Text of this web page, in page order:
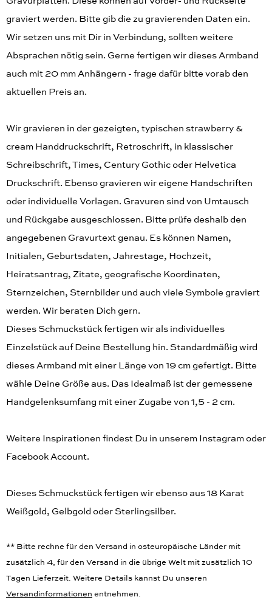
graviert werden. Bitte gib die zu gravierenden Daten ein.
Wir setzen uns mit Dir in Verbindung, sollten weitere
Absprachen nötig sein. Gerne fertigen wir dieses Armband
auch mit 20 mm Anhängern - frage dafür bitte vorab den
aktuellen Preis an.
Wir gravieren in der gezeigten, typischen strawberry &
cream Handdruckschrift, Retroschrift, in klassischer
Schreibschrift, Times, Century Gothic oder Helvetica
Druckschrift. Ebenso gravieren wir eigene Handschriften
oder individuelle Vorlagen. Gravuren sind von Umtausch
und Rückgabe ausgeschlossen. Bitte prüfe deshalb den
angegebenen Gravurtext genau. Es können Namen,
Initialen, Geburtsdaten, Jahrestage, Hochzeit,
Heiratsantrag, Zitate, geografische Koordinaten,
Sternzeichen, Sternbilder und auch viele Symbole graviert
werden. Wir beraten Dich gern.
Dieses Schmuckstück fertigen wir als individuelles
Einzelstück auf Deine Bestellung hin. Standardmäßig wird
dieses Armband mit einer Länge von 19 cm gefertigt. Bitte
wähle Deine Größe aus. Das Idealmaß ist der gemessene
Handgelenksumfang mit einer Zugabe von 1,5 - 2 cm.
Weitere Inspirationen findest Du in unserem Instagram oder
Facebook Account.
Dieses Schmuckstück fertigen wir ebenso aus 18 Karat
Weißgold, Gelbgold oder Sterlingsilber.
** Bitte rechne für den Versand in osteuropäische Länder mit
zusätzlich 4, für den Versand in die übrige Welt mit zusätzlich 10
Tagen Lieferzeit. Weitere Details kannst Du unseren
Versandinformationen entnehmen.